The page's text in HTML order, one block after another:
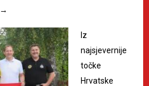
→
Iz
najsjevernije
točke
Hrvatske